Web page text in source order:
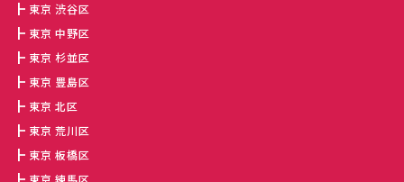
東京 渋谷区
東京 中野区
東京 杉並区
東京 豊島区
東京 北区
東京 荒川区
東京 板橋区
東京 練馬区